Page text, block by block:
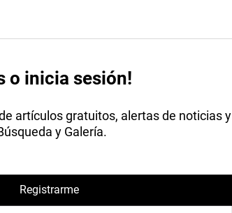
o inicia sesión!
artículos gratuitos, alertas de noticias y
y Galería.
Registrarme